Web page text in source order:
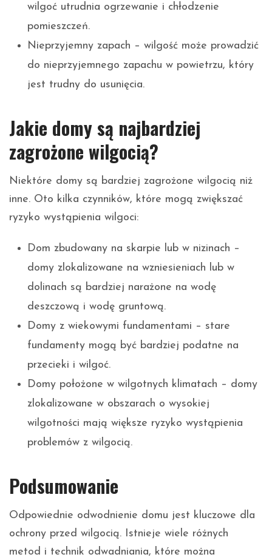
wilgoć utrudnia ogrzewanie i chłodzenie
pomieszczeń.
Nieprzyjemny zapach – wilgość może prowadzić
do nieprzyjemnego zapachu w powietrzu, który
jest trudny do usunięcia.
Jakie domy są najbardziej
zagrożone wilgocią?
Niektóre domy są bardziej zagrożone wilgocią niż
inne. Oto kilka czynników, które mogą zwiększać
ryzyko wystąpienia wilgoci:
Dom zbudowany na skarpie lub w nizinach –
domy zlokalizowane na wzniesieniach lub w
dolinach są bardziej narażone na wodę
deszczową i wodę gruntową.
Domy z wiekowymi fundamentami – stare
fundamenty mogą być bardziej podatne na
przecieki i wilgoć.
Domy położone w wilgotnych klimatach – domy
zlokalizowane w obszarach o wysokiej
wilgotności mają większe ryzyko wystąpienia
problemów z wilgocią.
Podsumowanie
Odpowiednie odwodnienie domu jest kluczowe dla
ochrony przed wilgocią. Istnieje wiele różnych
metod i technik odwadniania, które można